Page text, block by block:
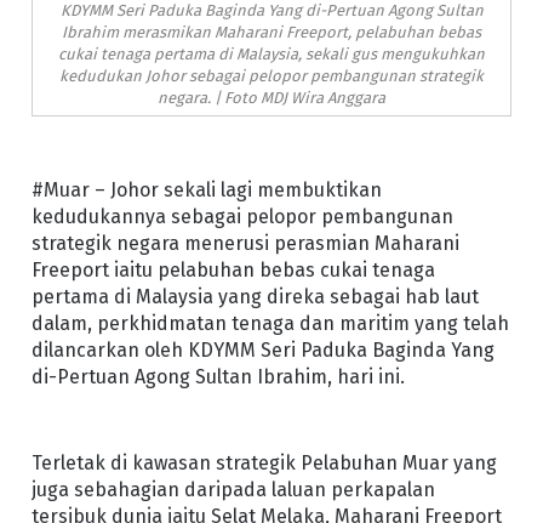
KDYMM Seri Paduka Baginda Yang di-Pertuan Agong Sultan
Ibrahim merasmikan Maharani Freeport, pelabuhan bebas
cukai tenaga pertama di Malaysia, sekali gus mengukuhkan
kedudukan Johor sebagai pelopor pembangunan strategik
negara. | Foto MDJ Wira Anggara
#Muar – Johor sekali lagi membuktikan
kedudukannya sebagai pelopor pembangunan
strategik negara menerusi perasmian Maharani
Freeport iaitu pelabuhan bebas cukai tenaga
pertama di Malaysia yang direka sebagai hab laut
dalam, perkhidmatan tenaga dan maritim yang telah
dilancarkan oleh KDYMM Seri Paduka Baginda Yang
di-Pertuan Agong Sultan Ibrahim, hari ini.
Terletak di kawasan strategik Pelabuhan Muar yang
juga sebahagian daripada laluan perkapalan
tersibuk dunia iaitu Selat Melaka, Maharani Freeport